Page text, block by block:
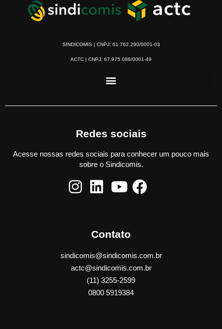
SINDICOMIS | CNPJ: 61.762.290/0001-03
ACTC | CNPJ: 67.975.086/0001-49
Redes sociais
Acesse nossas redes sociais para conhecer um pouco mais
sobre o Sindicomis.
Contato
sindicomis@sindicomis.com.br
actc@sindicomis.com.br
(11) 3255-2599
0800 5919384